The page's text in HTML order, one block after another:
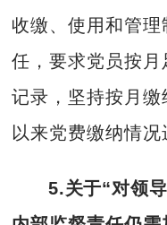
收缴、使用和管
任，要求党员按
记录，坚持按月缴
以来党费缴纳情况
5.关于“对领